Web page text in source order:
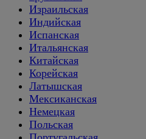
Израильская
Индийская
Испанская
Итальянская
Китайская
Корейская
Латышская
Мексиканская
Немецкая
Польская